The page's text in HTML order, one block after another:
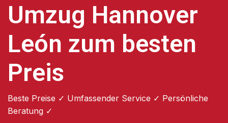
Umzug Hannover
León zum besten
Preis
Beste Preise ✓ Umfassender Service ✓ Persönliche
Beratung ✓